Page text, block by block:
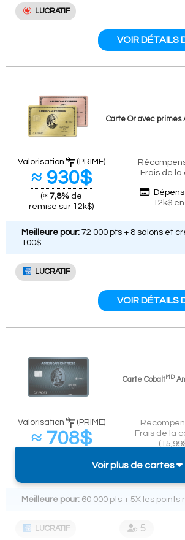
LUCRATIF
VOIR DÉTAILS
Carte Or avec primes
LUCRATIF
Valorisation (PRIME)
≈ 930$
(≈ 7,8% de
remise sur 12k$)
Frais de la
12k$
VOIR DÉTAILS
Meilleure pour: 72 000 pts + 8 salons et
100$
Carte CobaltMD
LUCRATIF
Valorisation (PRIME)
≈ 708$
Frais de la
Meilleure pour: 60 000 pts + 5X les
Voir plus de cartes